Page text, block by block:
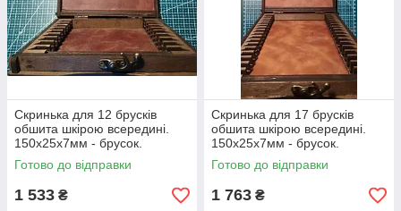
Скринька для 12 брусків
обшита шкірою всередині.
150х25х7мм - брусок.
Готово до відправки
1 533 ₴
Скринька для 17 брусків
обшита шкірою всередині.
150х25х7мм - брусок.
Готово до відправки
1 763 ₴